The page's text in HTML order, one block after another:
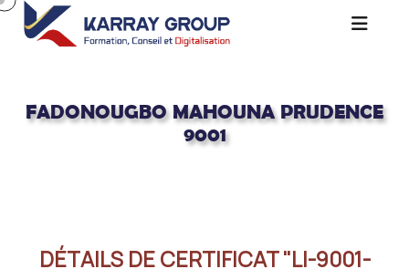
FADONOUGBO MAHOUNA PRUDENCE
9001
DÉTAILS DE CERTIFICAT "LI-9001-